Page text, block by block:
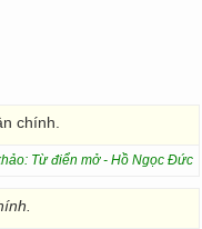
chính.
Từ điển mở - Hồ Ngọc Đức